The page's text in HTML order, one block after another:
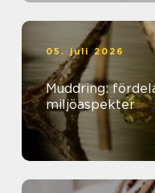
05. juli 2026
Muddring:
miljöaspekter